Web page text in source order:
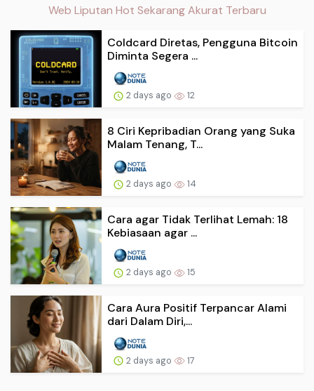
Web Liputan Hot Sekarang Akurat Terbaru
Coldcard Diretas, Pengguna Bitcoin
Diminta Segera ...
2 days ago 12
8 Ciri Kepribadian Orang yang Suka
Malam Tenang, T...
2 days ago 14
Cara agar Tidak Terlihat Lemah: 18
Kebiasaan agar ...
2 days ago 15
Cara Aura Positif Terpancar Alami
dari Dalam Diri,...
2 days ago 17